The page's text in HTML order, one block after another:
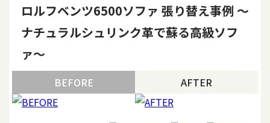
ロルフベンツ6500ソファ 張り替え事例 ～
ナチュラルシュリンク革で蘇る高級ソフ
ァ～
BEFORE AFTER